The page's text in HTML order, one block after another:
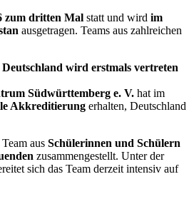
zum dritten Mal statt und wirdim
ausgetragen. Teams aus zahlreichen
Deutschland wird erstmals vertreten
Südwürttemberg e. V. hat im
Akkreditierung erhalten, Deutschland
Team ausSchülerinnen und Schülern
zusammengestellt. Unter der
sich das Team derzeit intensiv auf